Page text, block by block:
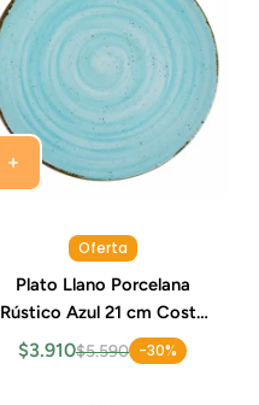
Oferta
Plato Llano Porcelana
Rústico Azul 21 cm Costa
Verde
$3.910$5.590 -30%